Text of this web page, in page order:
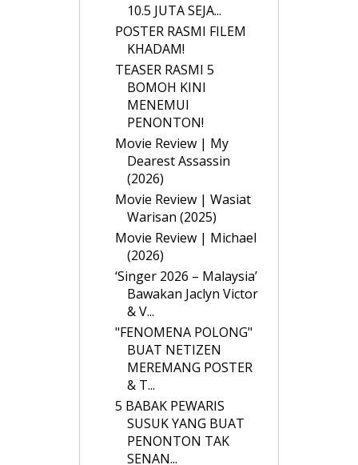
10.5 JUTA SEJA...
POSTER RASMI FILEM
KHADAM!
TEASER RASMI 5
BOMOH KINI
MENEMUI
PENONTON!
Movie Review | My
Dearest Assassin
(2026)
Movie Review | Wasiat
Warisan (2025)
Movie Review | Michael
(2026)
‘Singer 2026 – Malaysia’
Bawakan Jaclyn Victor
& V...
"FENOMENA POLONG"
BUAT NETIZEN
MEREMANG POSTER
& T...
5 BABAK PEWARIS
SUSUK YANG BUAT
PENONTON TAK
SENAN...